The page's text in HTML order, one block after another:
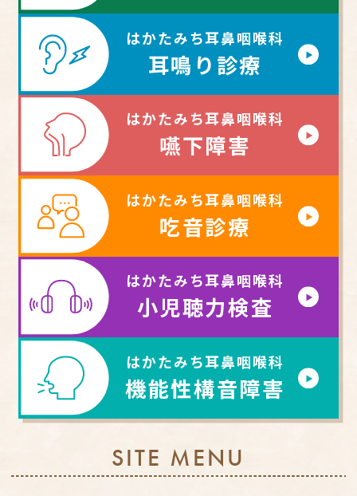
はかたみち耳鼻咽喉科
耳鳴り診療
はかたみち耳鼻咽喉科
嚥下障害
はかたみち耳鼻咽喉科
吃音診療
はかたみち耳鼻咽喉科
小児聴力検査
はかたみち耳鼻咽喉科
機能性構音障害
SITE MENU